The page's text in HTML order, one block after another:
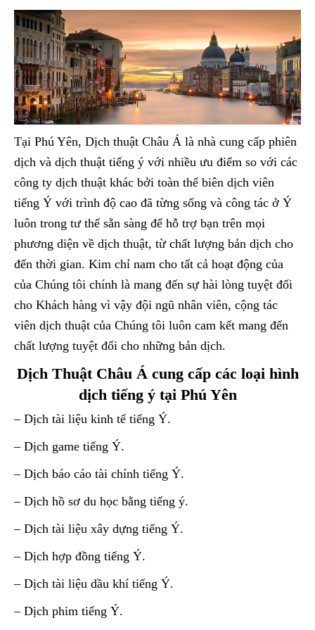
Tại Phú Yên, Dịch thuật Châu Á là nhà cung cấp phiên
dịch và dịch thuật tiếng ý với nhiều ưu điểm so với các
công ty dịch thuật khác bởi toàn thể biên dịch viên
tiếng Ý với trình độ cao đã từng sống và công tác ở Ý
luôn trong tư thế sẵn sàng để hỗ trợ bạn trên mọi
phương diện về dịch thuật, từ chất lượng bản dịch cho
đến thời gian. Kim chỉ nam cho tất cả hoạt động của
của Chúng tôi chính là mang đến sự hài lòng tuyệt đối
cho Khách hàng vì vậy đội ngũ nhân viên, cộng tác
viên dịch thuật của Chúng tôi luôn cam kết mang đến
chất lượng tuyệt đối cho những bản dịch.
Dịch Thuật Châu Á cung cấp các loại hình
dịch tiếng ý tại Phú Yên
– Dịch tài liệu kinh tế tiếng Ý.
– Dịch game tiếng Ý.
– Dịch báo cáo tài chính tiếng Ý.
– Dịch hồ sơ du học bằng tiếng ý.
– Dịch tài liệu xây dựng tiếng Ý.
– Dịch hợp đồng tiếng Ý.
– Dịch tài liệu dầu khí tiếng Ý.
– Dịch phim tiếng Ý.